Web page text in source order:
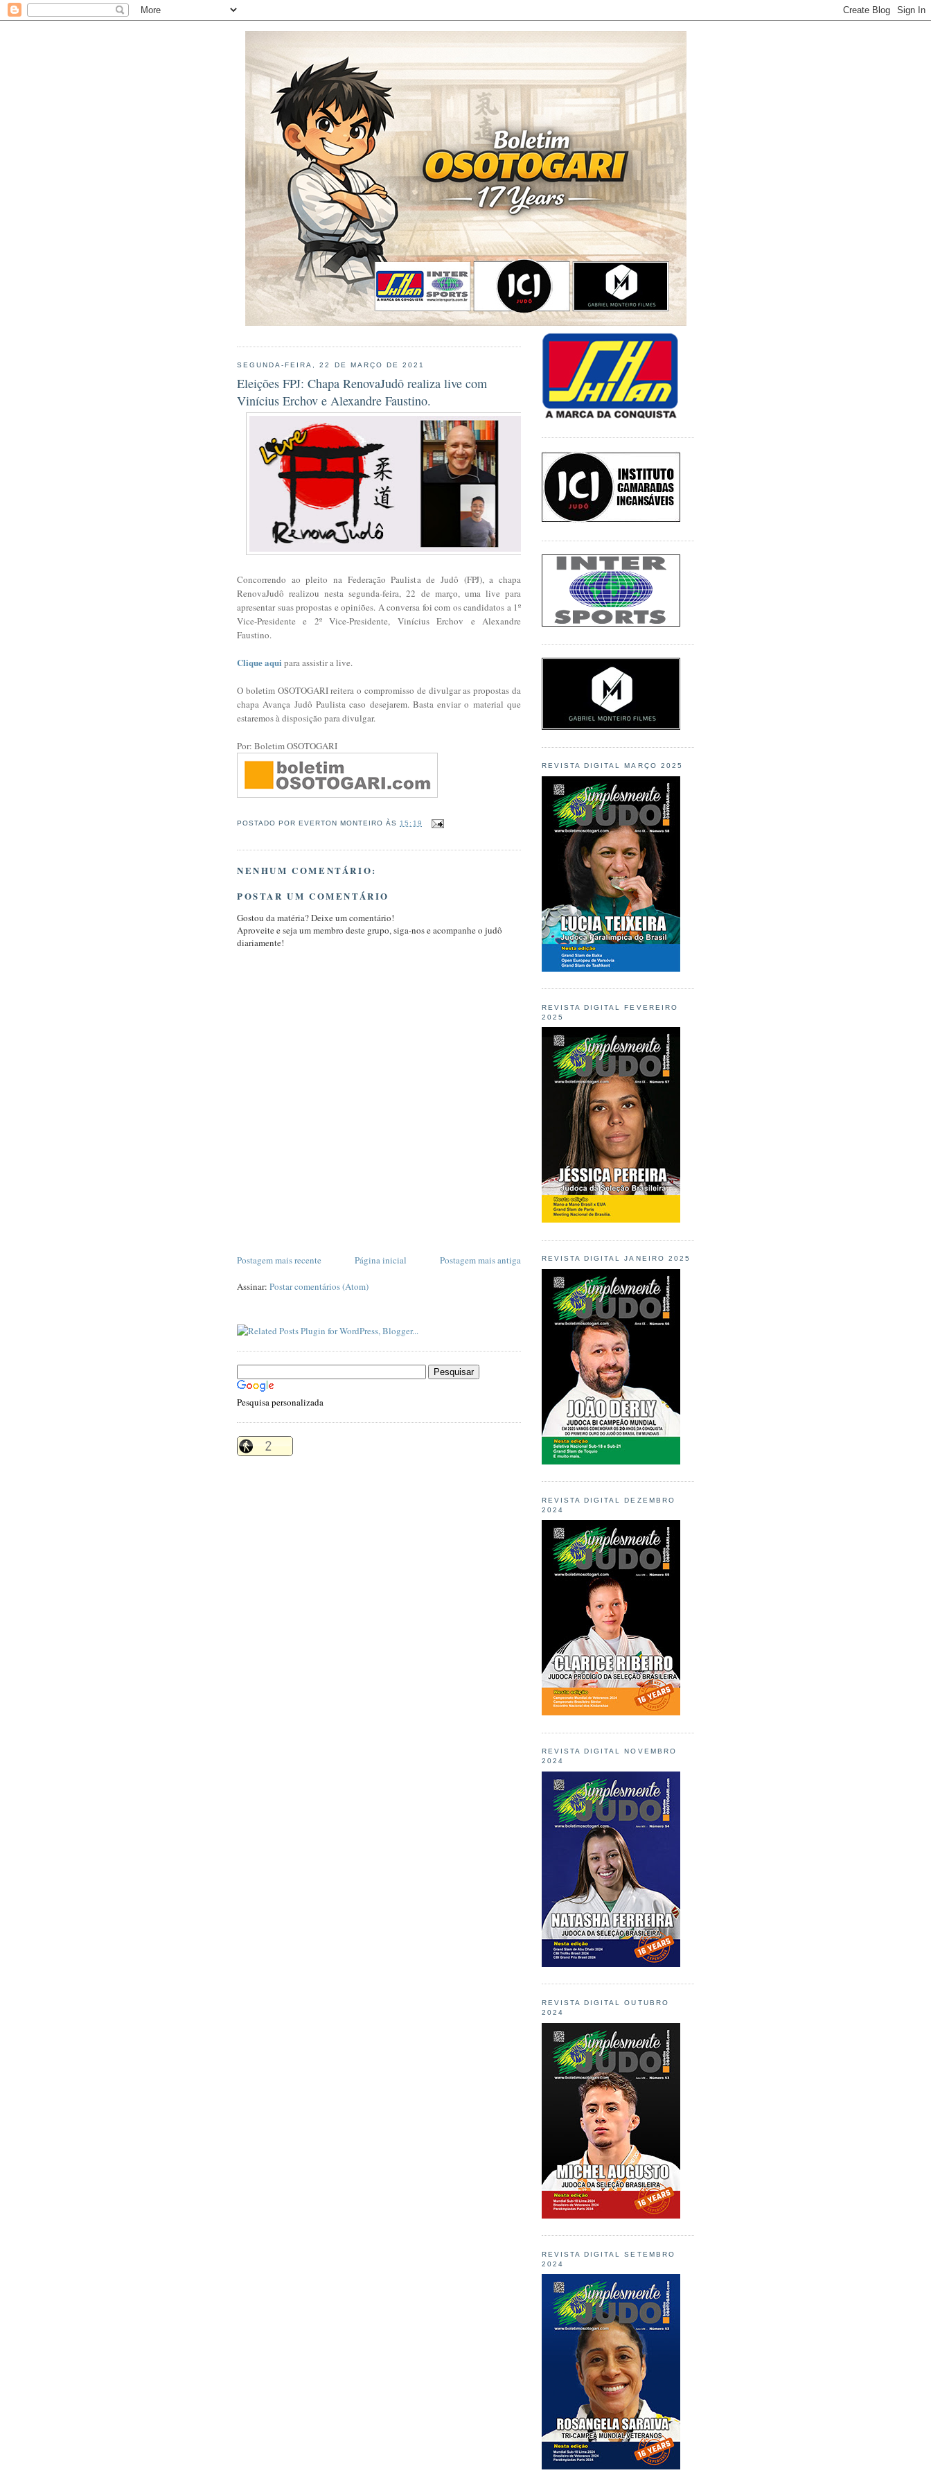
SEGUNDA-FEIRA, 22 DE MARÇO DE 2021
Eleições FPJ: Chapa RenovaJudô realiza live com
Vinícius Erchov e Alexandre Faustino.
Concorrendo ao pleito na Federação Paulista de Judô (FPJ), a chapa
RenovaJudô realizou nesta segunda-feira, 22 de março, uma live para
apresentar suas propostas e opiniões. A conversa foi com os candidatos a 1º
Vice-Presidente e 2º Vice-Presidente, Vinícius Erchov e Alexandre
Faustino.
Clique aqui para assistir a live.
O boletim OSOTOGARI reitera o compromisso de divulgar as propostas da
chapa Avança Judô Paulista caso desejarem. Basta enviar o material que
estaremos à disposição para divulgar.
Por: Boletim OSOTOGARI
POSTADO POR EVERTON MONTEIRO ÀS15:19
NENHUM COMENTÁRIO:
POSTAR UM COMENTÁRIO
Gostou da matéria? Deixe um comentário!
Aproveite e seja um membro deste grupo, siga-nos e acompanhe o judô
diariamente!
Postagem mais recente Postagem mais antiga
Página inicial
Assinar: Postar comentários (Atom)
Pesquisa personalizada
REVISTA DIGITAL MARÇO 2025
REVISTA DIGITAL FEVEREIRO
2025
REVISTA DIGITAL JANEIRO 2025
REVISTA DIGITAL DEZEMBRO
2024
REVISTA DIGITAL NOVEMBRO
2024
REVISTA DIGITAL OUTUBRO
2024
REVISTA DIGITAL SETEMBRO
2024